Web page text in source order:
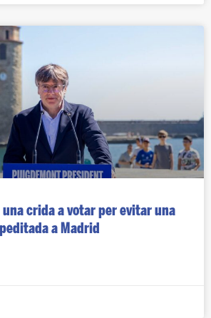
crida a votar per evitar una
a Madrid